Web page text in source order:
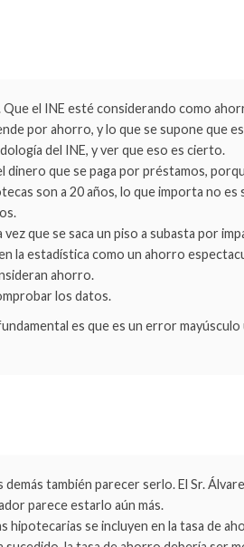
el INE esté considerando como
por ahorro, y lo que se supone que
del INE, y ver que eso es cierto.
dinero que se paga por préstamos,
son a 20 años, lo que importa no es
que se saca un piso a subasta por
la estadística como un ahorro
ahorro.
los datos.
es que es un error
también parecer serlo. El Sr.
parece estarlo aún más.
hipotecarias se incluyen en la tasa de